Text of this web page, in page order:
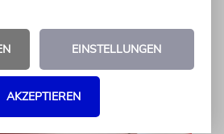
EINSTELLUNGEN
AKZEPTIEREN